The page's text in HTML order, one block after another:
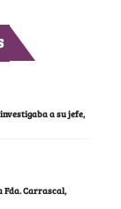
a su jefe,
Fda. Carrascal,